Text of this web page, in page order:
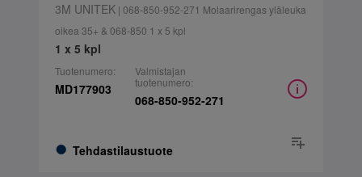
3M UNITEK| 068-850-952-271 Molaarirengas yläleuka
oikea 35+ & 068-850 1 x 5 kpl
1 x 5 kpl
Tuotenumero:
MD177903
Tehdastilaustuote
Valmistajan
tuotenumero:
068-850-952-271